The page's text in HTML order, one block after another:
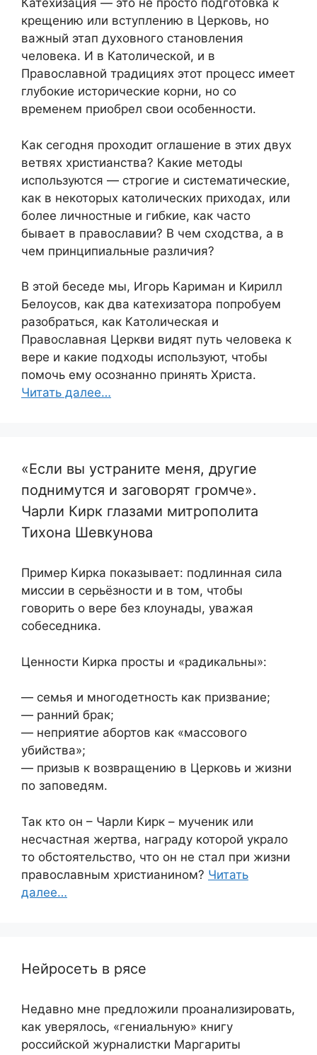
Катехизация — это не просто подготовка к
крещению или вступлению в Церковь, но
важный этап духовного становления
человека. И в Католической, и в
Православной традициях этот процесс имеет
глубокие исторические корни, но со
временем приобрел свои особенности.
Как сегодня проходит оглашение в этих двух
ветвях христианства? Какие методы
используются — строгие и систематические,
как в некоторых католических приходах, или
более личностные и гибкие, как часто
бывает в православии? В чем сходства, а в
чем принципиальные различия?
В этой беседе мы, Игорь Кариман и Кирилл
Белоусов, как два катехизатора попробуем
разобраться, как Католическая и
Православная Церкви видят путь человека к
вере и какие подходы используют, чтобы
помочь ему осознанно принять Христа.
Читать далее…
«Если вы устраните меня, другие
поднимутся и заговорят громче».
Чарли Кирк глазами митрополита
Тихона Шевкунова
Пример Кирка показывает: подлинная сила
миссии в серьёзности и в том, чтобы
говорить о вере без клоунады, уважая
собеседника.
Ценности Кирка просты и «радикальны»:
— семья и многодетность как призвание;
— ранний брак;
— неприятие абортов как «массового
убийства»;
— призыв к возвращению в Церковь и жизни
по заповедям.
Так кто он – Чарли Кирк – мученик или
несчастная жертва, награду которой украло
то обстоятельство, что он не стал при жизни
православным христианином? Читать
далее…
Нейросеть в рясе
Недавно мне предложили проанализировать,
как уверялось, «гениальную» книгу
российской журналистки Маргариты